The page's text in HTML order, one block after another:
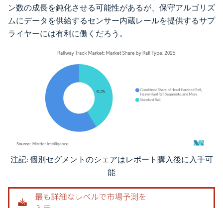
ン数の成長を鈍化させる可能性があるが、保守アルゴリズ
ムにデータを供給するセンサー内蔵レールを提供するサプ
ライヤーには有利に働くだろう。
画像 © Mordor Intelligence。再利用にはCC BY 4.0の表示が必要です。
注記: 個別セグメントのシェアはレポート購入後に入手可
能